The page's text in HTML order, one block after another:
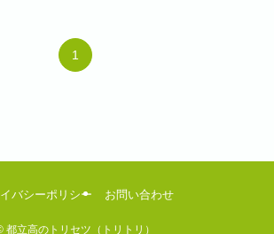
1
バシーポリシー お問い合わせ
都立高のトリセツ（トリトリ）